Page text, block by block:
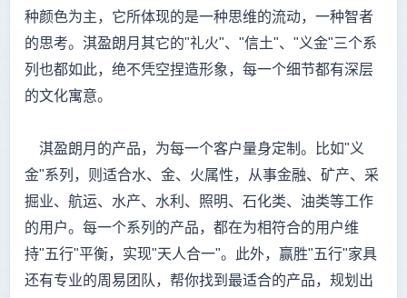
种颜色为主，它所体现的是一种思维的流动，一种智者
的思考。淇盈朗月其它的"礼火"、"信土"、"义金"三个系
列也都如此，绝不凭空捏造形象，每一个细节都有深层
的文化寓意。
淇盈朗月的产品，为每一个客户量身定制。比如"义
金"系列，则适合水、金、火属性，从事金融、矿产、采
掘业、航运、水产、水利、照明、石化类、油类等工作
的用户。每一个系列的产品，都在为相符合的用户维
持"五行"平衡，实现"天人合一"。此外，赢胜"五行"家具
还有专业的周易团队，帮你找到最适合的产品，规划出